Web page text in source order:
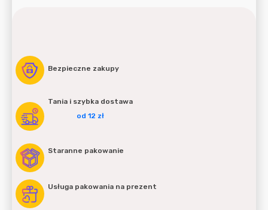
Bezpieczne zakupy
Tania i szybka dostawa
od 12 zł
Staranne pakowanie
Usługa pakowania na prezent